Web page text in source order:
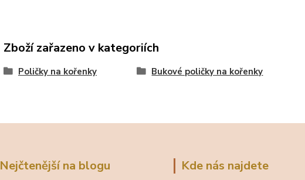
Zboží zařazeno v kategoriích
Poličky na kořenky Bukové poličky na kořenky
Nejčtenější na blogu Kde nás najdete